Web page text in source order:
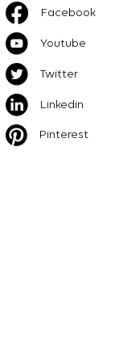
Facebook
Youtube
Twitter
Linkedin
Pinterest